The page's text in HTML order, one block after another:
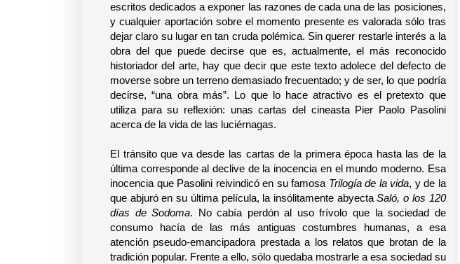
escritos dedicados a exponer las razones de cada una de las posiciones,
y cualquier aportación sobre el momento presente es valorada sólo tras
dejar claro su lugar en tan cruda polémica. Sin querer restarle interés a la
obra del que puede decirse que es, actualmente, el más reconocido
historiador del arte, hay que decir que este texto adolece del defecto de
moverse sobre un terreno demasiado frecuentado; y de ser, lo que podría
decirse, “una obra más”. Lo que lo hace atractivo es el pretexto que
utiliza para su reflexión: unas cartas del cineasta Pier Paolo Pasolini
acerca de la vida de las luciérnagas.
El tránsito que va desde las cartas de la primera época hasta las de la
última corresponde al declive de la inocencia en el mundo moderno. Esa
inocencia que Pasolini reivindicó en su famosa Trilogía de la vida, y de la
que abjuró en su última película, la insólitamente abyectaSaló, o los 120
días de Sodoma. No cabía perdón al uso frívolo que la sociedad de
consumo hacía de las más antiguas costumbres humanas, a esa
atención pseudo-emancipadora prestada a los relatos que brotan de la
tradición popular. Frente a ello, sólo quedaba mostrarle a esa sociedad su